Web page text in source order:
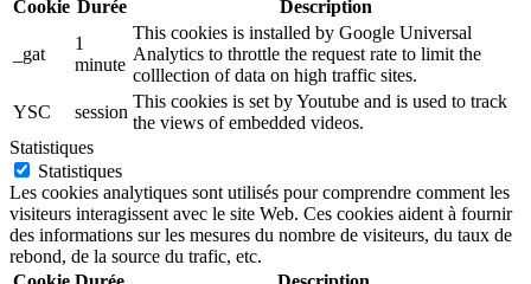
Cookie Durée Description
_gat
1
minute
This cookies is installed by Google Universal
Analytics to throttle the request rate to limit the
colllection of data on high traffic sites.
YSC
session
This cookies is set by Youtube and is used to track
the views of embedded videos.
Statistiques
Statistiques
Les cookies analytiques sont utilisés pour comprendre comment les
visiteurs interagissent avec le site Web. Ces cookies aident à fournir
des informations sur les mesures du nombre de visiteurs, du taux de
rebond, de la source du trafic, etc.